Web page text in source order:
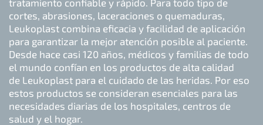
cortes, abrasiones, laceraciones o quemaduras,
Leukoplast combina eficacia y facilidad de aplicación
para garantizar la mejor atención posible al paciente.
Desde hace casi 120 años, médicos y familias de todo
el mundo confían en los productos de alta calidad
de Leukoplast para el cuidado de las heridas. Por eso
estos productos se consideran esenciales para las
necesidades diarias de los hospitales, centros de
salud y el hogar.